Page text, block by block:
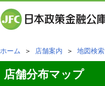
ホーム ＞ 店舗案内 ＞ 地図検索
店舗分布マップ